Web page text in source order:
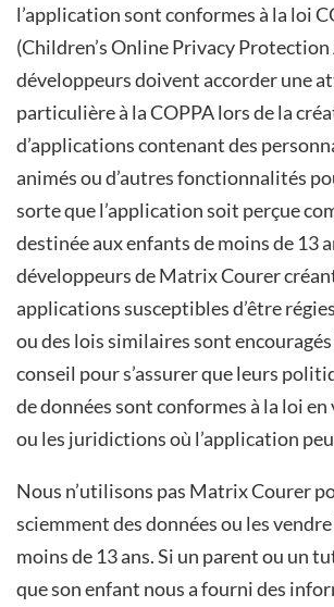
l’application sont conformes à la loi
(Children’s Online Privacy Protection
développeurs doivent accorder une
particulière à la COPPA lors de la
d’applications contenant des
animés ou d’autres fonctionnalités
sorte que l’application soit perçue
destinée aux enfants de moins de 13
développeurs de Matrix Courer
applications susceptibles d’être
ou des lois similaires sont
conseil pour s’assurer que leurs
de données sont conformes à la loi en
ou les juridictions où l’application
Nous n’utilisons pas Matrix Courer
sciemment des données ou les
moins de 13 ans. Si un parent ou un
que son enfant nous a fourni des